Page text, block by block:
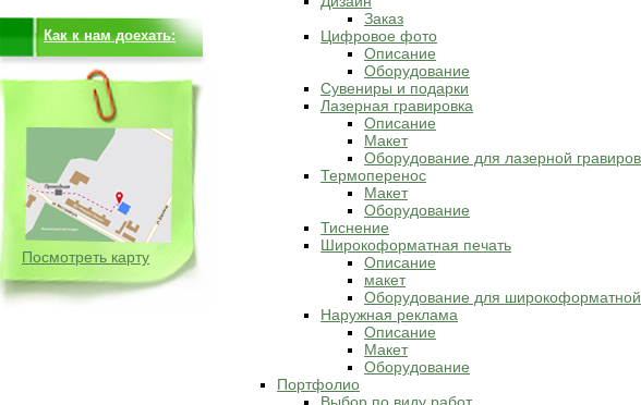
Как к нам доехать:
Посмотреть карту
Заказ
Цифровое фото
Описание
Оборудование
Сувениры и подарки
Лазерная гравировка
Описание
Макет
Оборудование для лазерной
Термоперенос
Макет
Оборудование
Тиснение
Широкоформатная печать
Описание
макет
Оборудование для широкоформатной
Наружная реклама
Описание
Макет
Оборудование
Портфолио